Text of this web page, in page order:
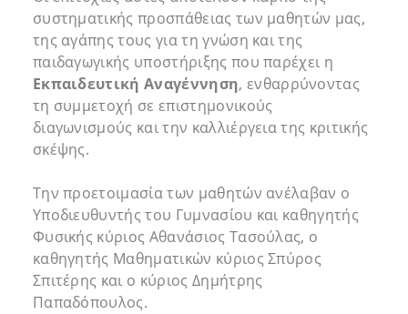
συστηματικής προσπάθειας των μαθητών μας,
της αγάπης τους για τη γνώση και της
παιδαγωγικής υποστήριξης που παρέχει η
Εκπαιδευτική Αναγέννηση, ενθαρρύνοντας
τη συμμετοχή σε επιστημονικούς
διαγωνισμούς και την καλλιέργεια της κριτικής
σκέψης.
Την προετοιμασία των μαθητών ανέλαβαν ο
Υποδιευθυντής του Γυμνασίου και καθηγητής
Φυσικής κύριος Αθανάσιος Τασούλας, ο
καθηγητής Μαθηματικών κύριος Σπύρος
Σπιτέρης και ο κύριος Δημήτρης
Παπαδόπουλος.